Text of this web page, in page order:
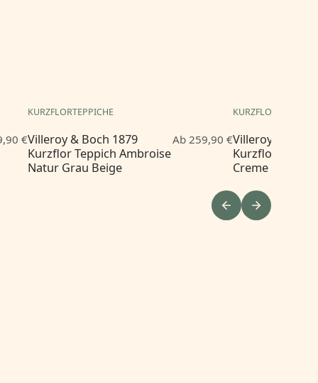
€
KURZFLORTEPPICHE
Villeroy & Boch 1879
Kurzflor Teppich Ambroise
Natur Grau Beige
Ab 259,90 €Villeroy & Boch
Kurzflor
Creme